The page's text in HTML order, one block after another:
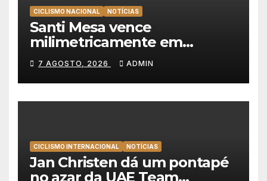
CICLISMO NACIONAL NOTÍCIAS
Santi Mesa vence
milimetricamente em
Albufeira, Rui Oliveira
mantém a amarela da Volta a
Portugal
7 AGOSTO, 2026 ADMIN
CICLISMO INTERNACIONAL NOTÍCIAS
Jan Christen dá um pontapé
no azar da UAE Team